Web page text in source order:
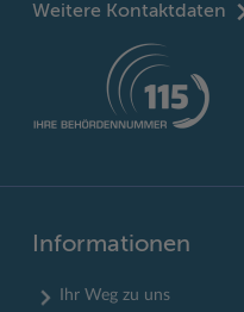
Weitere Kontaktdaten
Informationen
Ihr Weg zu uns